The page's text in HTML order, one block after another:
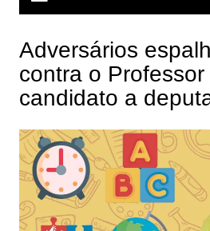
Adversários
contra o
candidato a